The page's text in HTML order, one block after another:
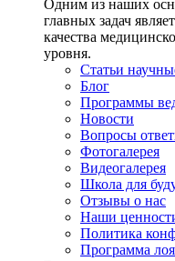
Одним из наших
главных задач
качества
уровня.
Статьи
Блог
Программы
Новости
Вопросы
Фотогалерея
Видеогалерея
Школа для
Отзывы о нас
Наши
Политика
Программа